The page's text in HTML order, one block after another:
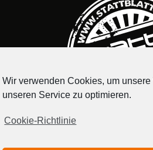
Wir verwenden Cookies, um unsere
unseren Service zu optimieren.
Cookie-Richtlinie